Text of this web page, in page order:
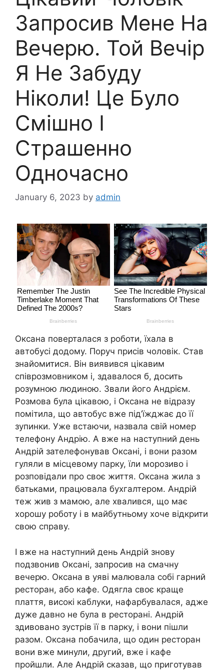
Запросив Мене На
Вечерю. Той Вечір
Я Не Забуду
Ніколи! Це Було
Смішно І
Страшенно
Одночасно
January 6, 2023 by admin
Оксана поверталася з роботи, їхала в
автобусі додому. Поруч присів чоловік. Став
знайомитися. Він виявився цікавим
співрозмовником і, здавалося б, досить
розумною людиною. Звали його Андрієм.
Розмова була цікавою, і Оксана не відразу
помітила, що автобус вже під’їжджає до її
зупинки. Уже встаючи, назвала свій номер
телефону Андрію. А вже на наступний день
Андрій зателефонував Оксані, і вони разом
гуляли в місцевому парку, їли морозиво і
розповідали про своє життя. Оксана жила з
батьками, працювала бухгалтером. Андрій
теж жив з мамою, але хвалився, що має
хорошу роботу і в майбутньому хоче відкрити
свою справу.
І вже на наступний день Андрій знову
подзвонив Оксані, запросив на смачну
вечерю. Оксана в уяві малювала собі гарний
ресторан, або кафе. Одягла своє краще
плаття, високі каблуки, нафарбувалася, адже
дуже давно не була в ресторані. Андрій
здивовано зустрів її в парку, і вони пішли
разом. Оксана побачила, що один ресторан
вони вже минули, другий, вже і кафе
пройшли. Але Андрій сказав, що приготував